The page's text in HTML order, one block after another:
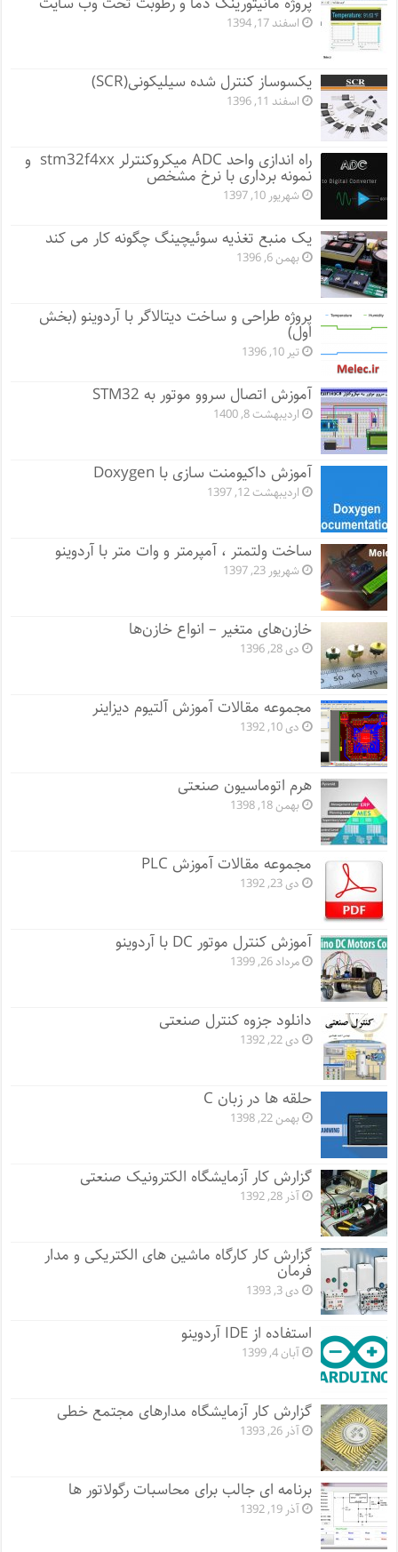
اسفند 17, 1394
یکسوساز کنترل شده سیلیکونی(SCR)
اسفند 11, 1396
راه اندازی واحد ADC میکروکنترلر stm32f4xx و
نمونه برداری با نرخ مشخص
شهریور 10, 1397
یک منبع تغذیه سوئیچینگ چگونه کار می کند
بهمن 6, 1396
پروژه طراحی و ساخت دیتالاگر با آردوینو (بخش
اول)
تیر 10, 1396
آموزش اتصال سروو موتور به STM32
اردیبهشت 8, 1400
آموزش داکیومنت سازی با Doxygen
اردیبهشت 12, 1397
ساخت ولتمتر ، آمپرمتر و وات متر با آردوینو
شهریور 23, 1397
خازن‌های متغیر – انواع خازن‌ها
دی 28, 1396
مجموعه مقالات آموزش آلتیوم دیزاینر
دی 10, 1392
هرم اتوماسیون صنعتی
بهمن 18, 1398
مجموعه مقالات آموزش PLC
دی 23, 1392
آموزش کنترل موتور DC با آردوینو
مرداد 26, 1399
دانلود جزوه کنترل صنعتی
دی 22, 1392
حلقه ها در زبان C
بهمن 22, 1398
گزارش کار آزمایشگاه الکترونیک صنعتی
آذر 28, 1392
گزارش کار کارگاه ماشین های الکتریکی و مدار
فرمان
دی 3, 1393
استفاده از IDE آردوینو
آبان 4, 1399
گزارش کار آزمایشگاه مدارهای مجتمع خطی
آذر 26, 1393
برنامه ای جالب برای محاسبات رگولاتور ها
آذر 19, 1392